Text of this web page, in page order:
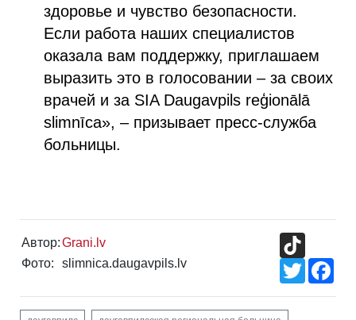
здоровье и чувство безопасности.
Если работа наших специалистов
оказала вам поддержку, приглашаем
выразить это в голосовании – за своих
врачей и за SIA Daugavpils reģionālā
slimnīca», – призывает пресс-служба
больницы.
Автор:Grani.lv
Фото:
slimnica.daugavpils.lv
Twitter